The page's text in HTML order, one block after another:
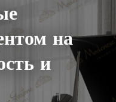
на
и